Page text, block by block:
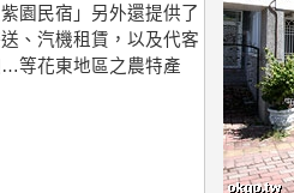
園民宿」另外還提供了
、汽機租賃，以及代客
等花東地區之農特產